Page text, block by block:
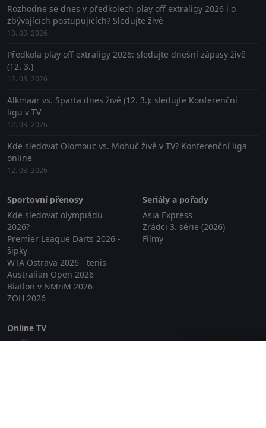
Rozhodne se dnes v předkolech play off extraligy 2026 i o
zbývajících postupujících? Sledujte živě
13. 03. 2026
Předkola play off extraligy 2026: sledujte dnešní zápasy živě
(12. 3.)
12. 03. 2026
Alkmaar vs. Sparta dnes živě (12. 3.): sledujte Konferenční
ligu v TV
12. 03. 2026
Kde sledovat Olomouc vs. Mohuč živě v TV? Konferenční liga
online
12. 03. 2026
Sportovní přenosy
Kde sledovat olympiádu
2026?
Premier League Darts 2026 -
šipky
WTA Ostrava 2026 - tenis
Australian Open 2026
Biatlon v NMnM 2026
ZOH 2026
Seriály a pořady
Asia Express
Zrádci 3. série (2026)
Filmy
Online TV
Lepší.TV